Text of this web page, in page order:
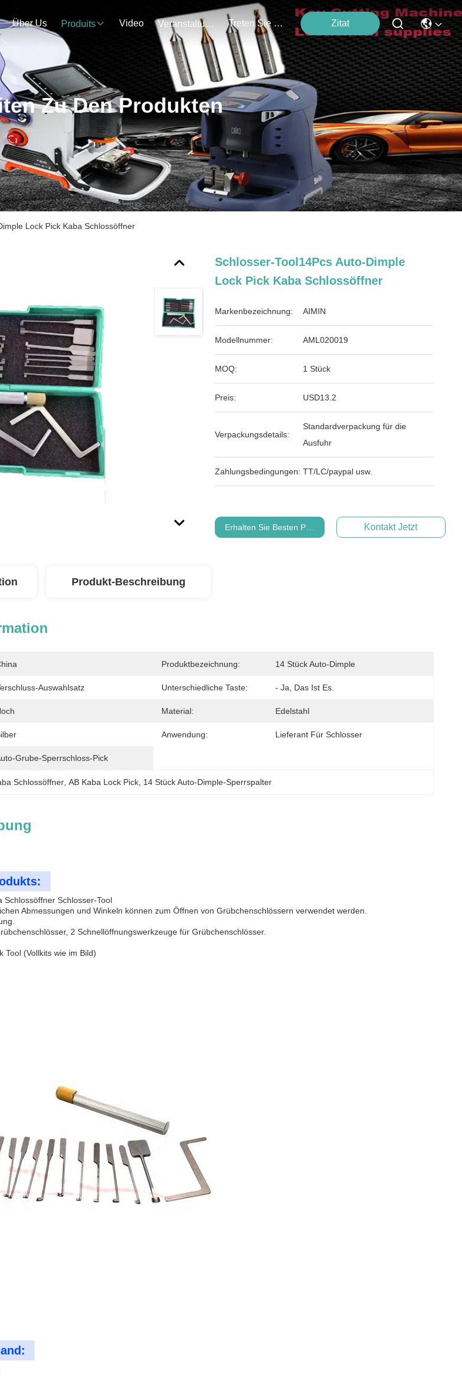
Über Us Produits Video Veranstaltungen Treten Sie Mit Uns In Verbindung Zitat
Zu Den Produkten
Lock Pick Kaba Schlossöffner
Schlosser-Tool14Pcs Auto-Dimple
Lock Pick Kaba Schlossöffner
Markenbezeichnung: AIMIN
Modellnummer: AML020019
MOQ: 1 Stück
Preis: USD13.2
Verpackungsdetails:
Standardverpackung für die
Ausfuhr
Zahlungsbedingungen: TT/LC/paypal usw.
Erhalten Sie Besten Preis Kontakt Jetzt
Produkt-Beschreibung
Produktbezeichnung: 14 Stück Auto-Dimple
Auswahlsatz Unterschiedliche Taste: - Ja, Das Ist Es.
Material: Edelstahl
Anwendung: Lieferant Für Schlosser
Grube-Sperrschloss-Pick
Schlossöffner , AB Kaba Lock Pick 14 Stück Auto-Dimple-Sperrspalter
Schlossöffner Schlosser-Tool
Abmessungen und Winkeln können zum Öffnen von Grübchenschlössern verwendet werden.
2 Schnellöffnungswerkzeuge für Grübchenschlösser.
Tool (Vollkits wie im Bild)